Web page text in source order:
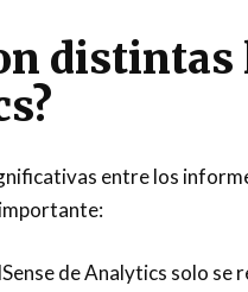
distintas
entre los
de Analytics solo